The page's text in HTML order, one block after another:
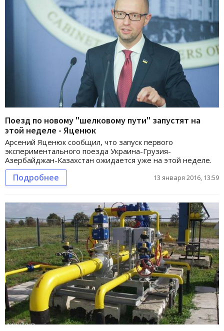
Поезд по новому "шелковому пути" запустят на
этой неделе - Яценюк
Арсений Яценюк сообщил, что запуск первого
экспериментального поезда Украина-Грузия-
Азербайджан-Казахстан ожидается уже на этой неделе.
Подробнее 13 января 2016, 13:59